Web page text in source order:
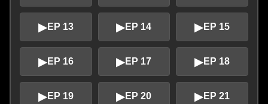
▶EP 13 ▶EP 14 ▶EP 15
▶EP 16 ▶EP 17 ▶EP 18
▶EP 19 ▶EP 20 ▶EP 21